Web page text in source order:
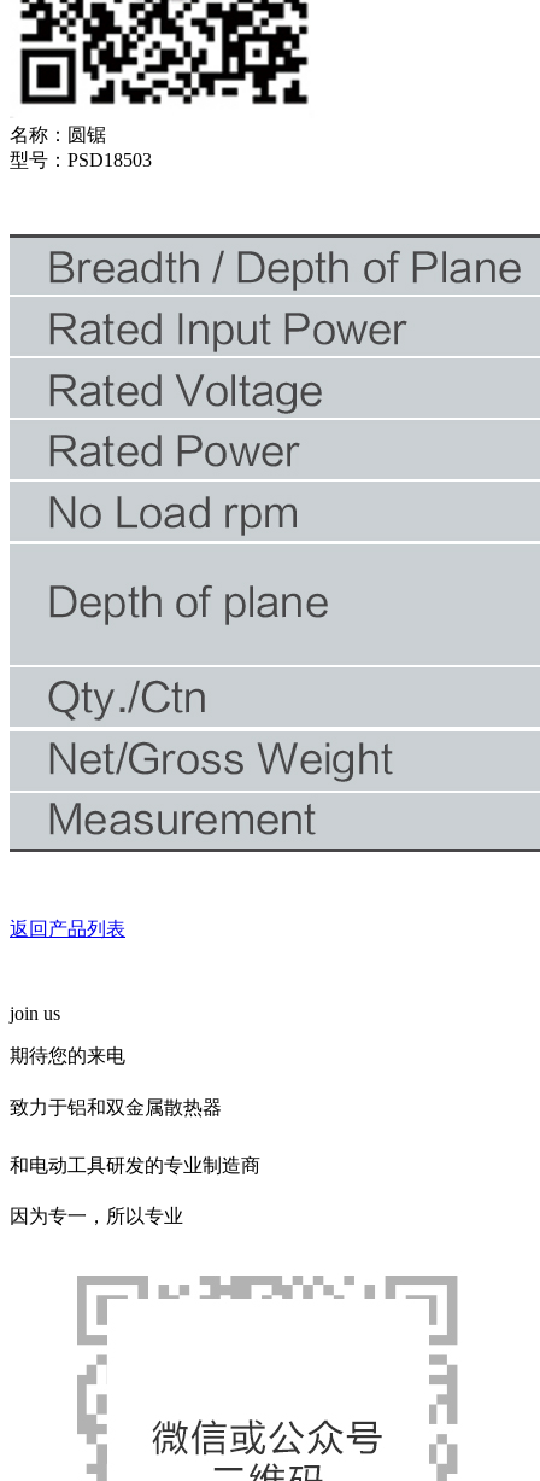
名称： 圆锯
型号： PSD18503
返回产品列表
join us
期待您的来电
致力于铝和双金属散热器
和电动工具研发的专业制造商
因为专一，所以专业